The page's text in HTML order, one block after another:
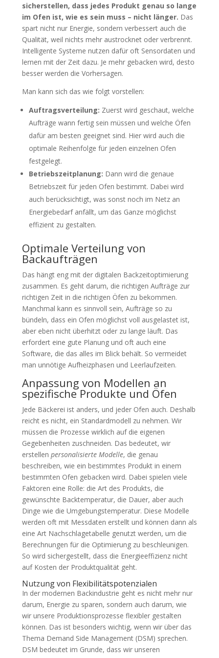
sicherstellen, dass jedes Produkt genau so lange
im Ofen ist, wie es sein muss – nicht länger. Das
spart nicht nur Energie, sondern verbessert auch die
Qualität, weil nichts mehr austrocknet oder verbrennt.
Intelligente Systeme nutzen dafür oft Sensordaten und
lernen mit der Zeit dazu. Je mehr gebacken wird, desto
besser werden die Vorhersagen.
Man kann sich das wie folgt vorstellen:
Auftragsverteilung: Zuerst wird geschaut, welche
Aufträge wann fertig sein müssen und welche Öfen
dafür am besten geeignet sind. Hier wird auch die
optimale Reihenfolge für jeden einzelnen Ofen
festgelegt.
Betriebszeitplanung: Dann wird die genaue
Betriebszeit für jeden Ofen bestimmt. Dabei wird
auch berücksichtigt, was sonst noch im Netz an
Energiebedarf anfällt, um das Ganze möglichst
effizient zu gestalten.
Optimale Verteilung von
Backaufträgen
Das hängt eng mit der digitalen Backzeitoptimierung
zusammen. Es geht darum, die richtigen Aufträge zur
richtigen Zeit in die richtigen Öfen zu bekommen.
Manchmal kann es sinnvoll sein, Aufträge so zu
bündeln, dass ein Ofen möglichst voll ausgelastet ist,
aber eben nicht überhitzt oder zu lange läuft. Das
erfordert eine gute Planung und oft auch eine
Software, die das alles im Blick behält. So vermeidet
man unnötige Aufheizphasen und Leerlaufzeiten.
Anpassung von Modellen an
spezifische Produkte und Öfen
Jede Bäckerei ist anders, und jeder Ofen auch. Deshalb
reicht es nicht, ein Standardmodell zu nehmen. Wir
müssen die Prozesse wirklich auf die eigenen
Gegebenheiten zuschneiden. Das bedeutet, wir
erstellen personalisierte Modelle, die genau
beschreiben, wie ein bestimmtes Produkt in einem
bestimmten Ofen gebacken wird. Dabei spielen viele
Faktoren eine Rolle: die Art des Produkts, die
gewünschte Backtemperatur, die Dauer, aber auch
Dinge wie die Umgebungstemperatur. Diese Modelle
werden oft mit Messdaten erstellt und können dann als
eine Art Nachschlagetabelle genutzt werden, um die
Berechnungen für die Optimierung zu beschleunigen.
So wird sichergestellt, dass die Energieeffizienz nicht
auf Kosten der Produktqualität geht.
Nutzung von Flexibilitätspotenzialen
In der modernen Backindustrie geht es nicht mehr nur
darum, Energie zu sparen, sondern auch darum, wie
wir unsere Produktionsprozesse flexibler gestalten
können. Das ist besonders wichtig, wenn wir über das
Thema Demand Side Management (DSM) sprechen.
DSM bedeutet im Grunde, dass wir unseren